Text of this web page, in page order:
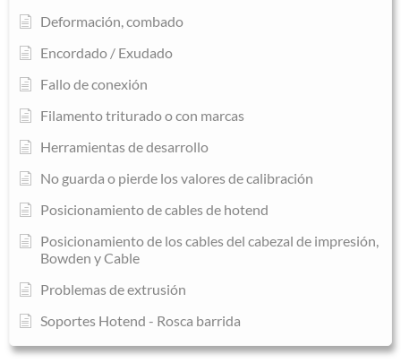
Deformación, combado
Encordado / Exudado
Fallo de conexión
Filamento triturado o con marcas
Herramientas de desarrollo
No guarda o pierde los valores de calibración
Posicionamiento de cables de hotend
Posicionamiento de los cables del cabezal de impresión,
Bowden y Cable
Problemas de extrusión
Soportes Hotend - Rosca barrida